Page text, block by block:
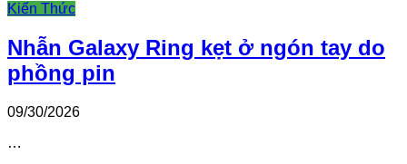
Kiến Thức
Nhẫn Galaxy Ring kẹt ở ngón tay do
phồng pin
09/30/2026
…